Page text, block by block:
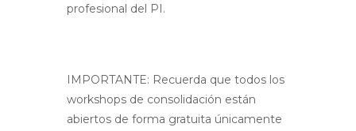
profesional del PI.
IMPORTANTE: Recuerda que todos los
workshops de consolidación están
abiertos de forma gratuita únicamente